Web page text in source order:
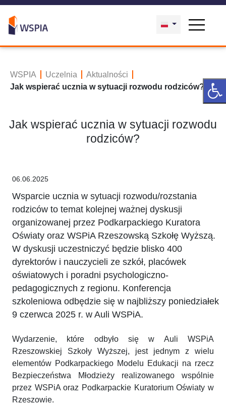
WSPIA Uczelnia
Aktualności
Jak wspierać ucznia w sytuacji rozwodu rodziców?
Jak wspierać ucznia w sytuacji rozwodu
rodziców?
06.06.2025
Wsparcie ucznia w sytuacji rozwodu/rozstania
rodziców to temat kolejnej ważnej dyskusji
organizowanej przez Podkarpackiego Kuratora
Oświaty oraz WSPiA Rzeszowską Szkołę Wyższą.
W dyskusji uczestniczyć będzie blisko 400
dyrektorów i nauczycieli ze szkół, placówek
oświatowych i poradni psychologiczno-
pedagogicznych z regionu. Konferencja
szkoleniowa odbędzie się w najbliższy poniedziałek
9 czerwca 2025 r. w Auli WSPiA.
Wydarzenie, które odbyło się w Auli WSPiA
Rzeszowskiej Szkoły Wyższej, jest jednym z wielu
elementów Podkarpackiego Modelu Edukacji na rzecz
Bezpieczeństwa Młodzieży realizowanego wspólnie
przez WSPiA oraz Podkarpackie Kuratorium Oświaty w
Rzeszowie.